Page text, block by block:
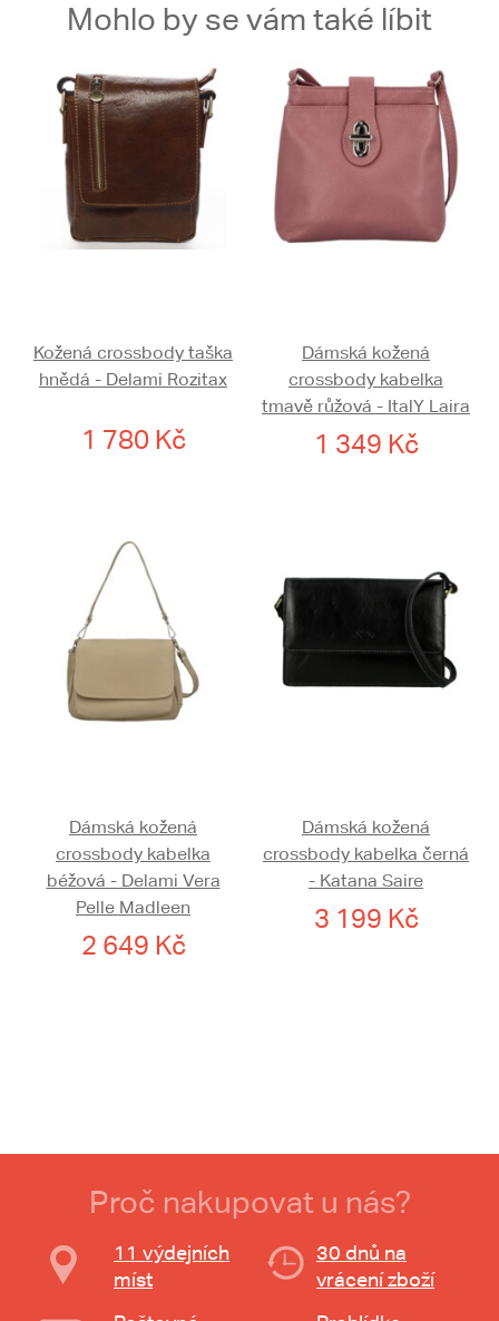
Mohlo by se vám také líbit
Kožená crossbody taška
hnědá - Delami Rozitax
1 780 Kč
Dámská kožená
crossbody kabelka
tmavě růžová - ItalY Laira
1 349 Kč
Dámská kožená
crossbody kabelka
béžová - Delami Vera
Pelle Madleen
2 649 Kč
Dámská kožená
crossbody kabelka černá
- Katana Saire
3 199 Kč
Proč nakupovat u nás?
11 výdejních
míst
30 dnů na
vrácení zboží